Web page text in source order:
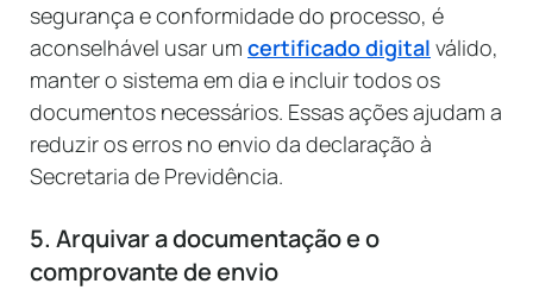
segurança e conformidade do processo, é
aconselhável usar um certificado digital válido,
manter o sistema em dia e incluir todos os
documentos necessários. Essas ações ajudam a
reduzir os erros no envio da declaração à
Secretaria de Previdência.
5. Arquivar a documentação e o
comprovante de envio